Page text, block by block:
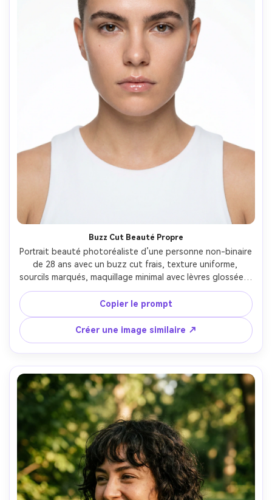
Buzz Cut Beauté Propre
Portrait beauté photoréaliste d’une personne non-binaire
de 28 ans avec un buzz cut frais, texture uniforme,
sourcils marqués, maquillage minimal avec lèvres glossées,
portant un débardeur blanc, fond studio blanc uni,
lumière de beauté intense avec remplissage doux, Fujifilm
GFX 100S, 110mm f/2, composition centrée, gros plan,
ambiance sereine et puissante, texture de peau ultra-
réaliste, lumières propres, mise au point nette, haute
résolution, grade éditorial moderne --ar 4:5
Copier le prompt
Créer une image similaire ↗